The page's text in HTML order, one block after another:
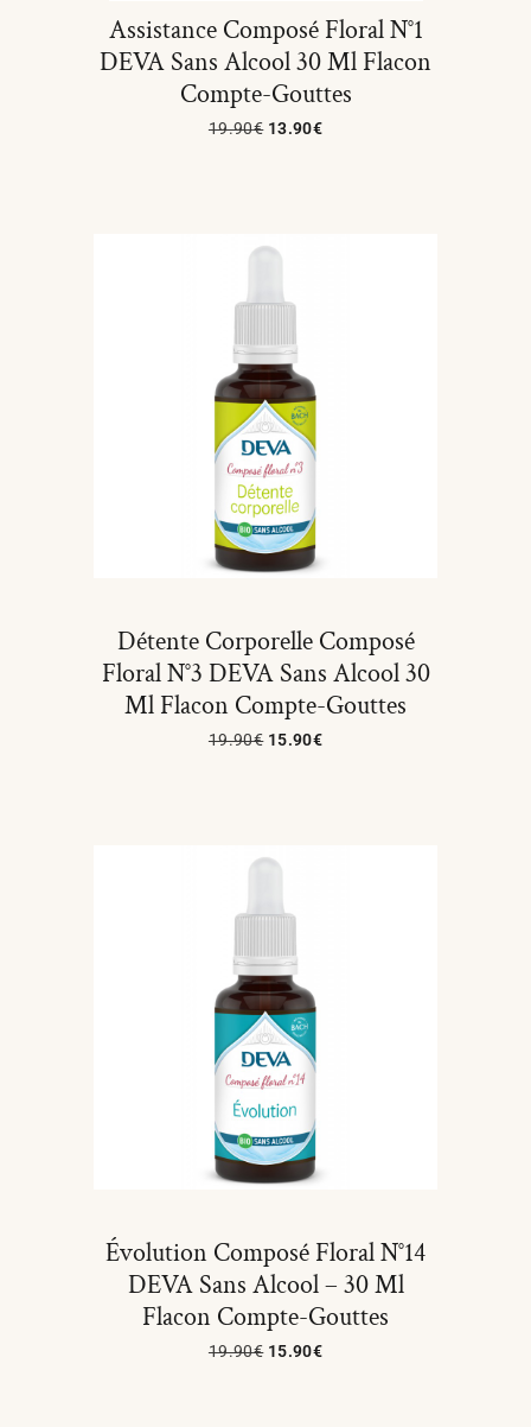
Assistance Composé Floral N°1
DEVA Sans Alcool 30 Ml Flacon
Compte-Gouttes
19.90€ 13.90€
Détente Corporelle Composé
Floral N°3 DEVA Sans Alcool 30
Ml Flacon Compte-Gouttes
19.90€ 15.90€
Évolution Composé Floral N°14
DEVA Sans Alcool – 30 Ml
Flacon Compte-Gouttes
19.90€ 15.90€